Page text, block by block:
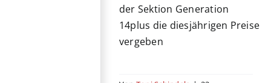
der Sektion Generation
14plus die diesjährigen Preise
vergeben